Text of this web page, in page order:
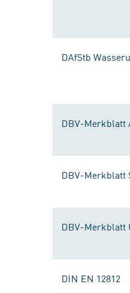
DAfStb
DBV-Merkblatt
DBV-Merkblatt
DBV-Merkblatt
DIN EN 12812